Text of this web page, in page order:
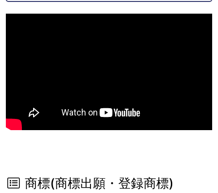
商標(商標出願・登録商標)